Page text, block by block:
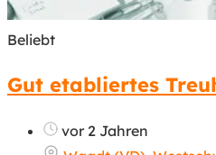
Beliebt
Gut etabliertes
vor 2 Jahren